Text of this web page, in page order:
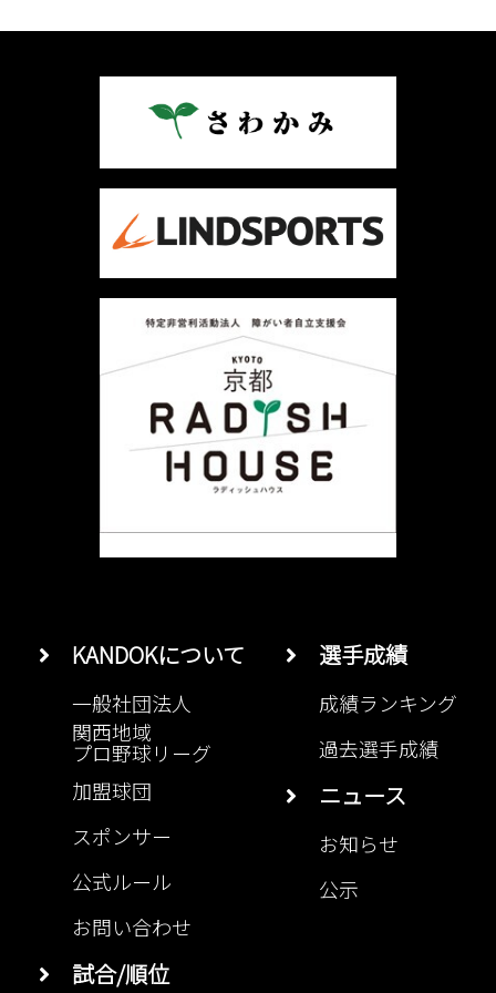
KANDOKについて
一般社団法人
関西地域
プロ野球リーグ
加盟球団
スポンサー
公式ルール
お問い合わせ
試合/順位
選手成績
成績ランキング
過去選手成績
ニュース
お知らせ
公示